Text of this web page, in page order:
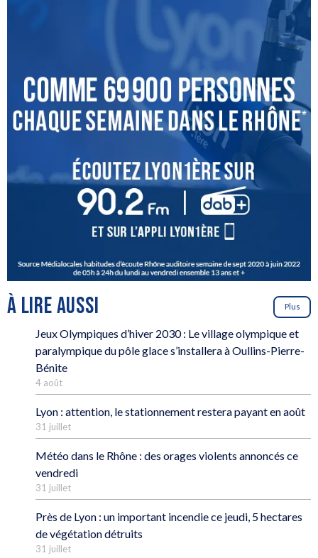
À LIRE AUSSI Plus
Jeux Olympiques d’hiver 2030 : Le village olympique et
paralympique du pôle glace s’installera à Oullins-Pierre-
Bénite
4 août
Lyon : attention, le stationnement restera payant en août
31 juillet
Météo dans le Rhône : des orages violents annoncés ce
vendredi
31 juillet
Près de Lyon : un important incendie ce jeudi, 5 hectares
de végétation détruits
31 juillet